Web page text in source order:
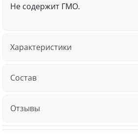
Не содержит ГМО.
Характеристики
Состав
Отзывы